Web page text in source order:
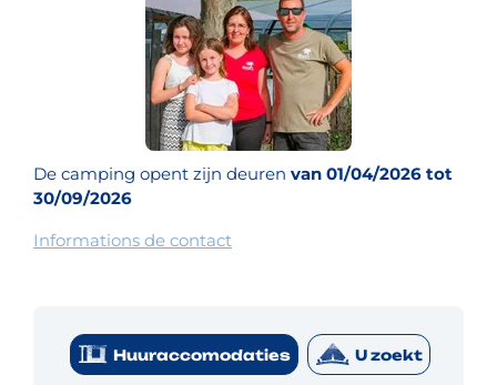
De camping opent zijn deuren van 01/04/2026 tot
30/09/2026
Informations de contact
Huuraccomodaties U zoekt